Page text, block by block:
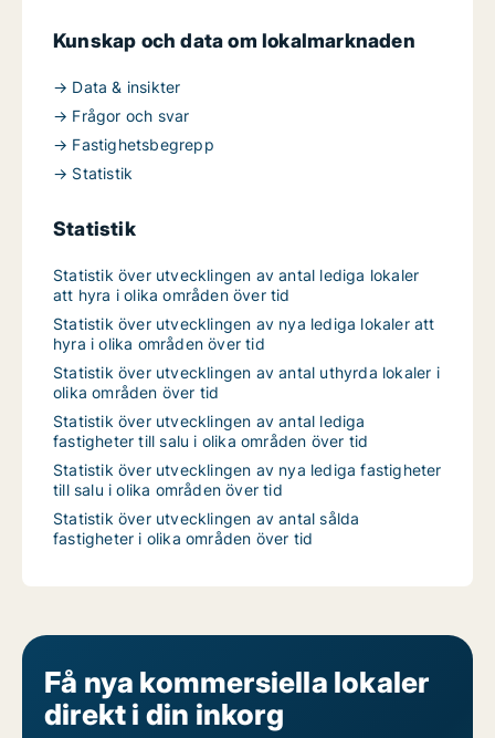
Kunskap och data om lokalmarknaden
→ Data & insikter
→ Frågor och svar
→ Fastighetsbegrepp
→ Statistik
Statistik
Statistik över utvecklingen av antal lediga lokaler
att hyra i olika områden över tid
Statistik över utvecklingen av nya lediga lokaler att
hyra i olika områden över tid
Statistik över utvecklingen av antal uthyrda lokaler i
olika områden över tid
Statistik över utvecklingen av antal lediga
fastigheter till salu i olika områden över tid
Statistik över utvecklingen av nya lediga fastigheter
till salu i olika områden över tid
Statistik över utvecklingen av antal sålda
fastigheter i olika områden över tid
Få nya kommersiella lokaler
direkt i din inkorg